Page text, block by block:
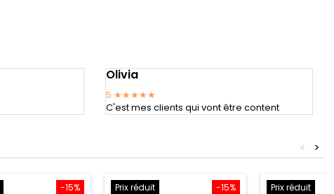
Olivia
5 ★★★★★
C'est mes clients qui vont être content
>
<
-15% -15%
Prix réduit Prix réduit